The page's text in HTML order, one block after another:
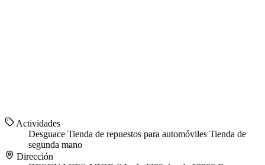
Actividades
Desguace Tienda de repuestos para automóviles Tienda de
segunda mano
Dirección